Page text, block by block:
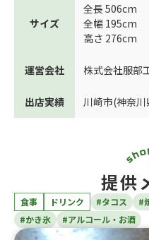
サイズ
全長 506cm
全幅 195cm
高さ 276cm
運営会社 株式会社服部
出店実績 川崎市(神奈川
提供
食事 ドリンク #タコス #
#かき氷
#アルコール・お酒